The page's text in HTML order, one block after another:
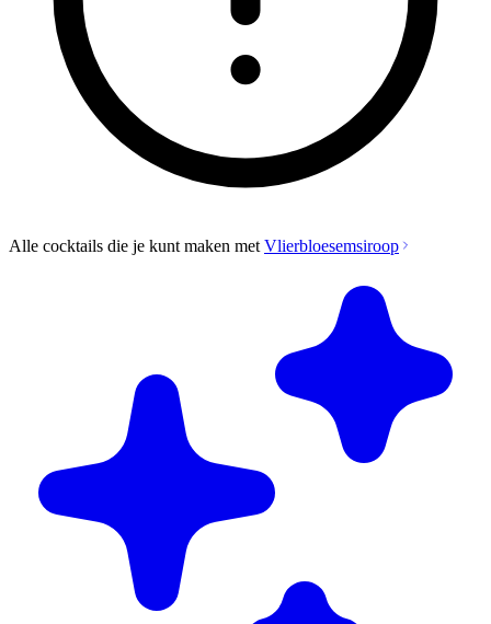
Alle cocktails die je kunt maken met Vlierbloesemsiroop